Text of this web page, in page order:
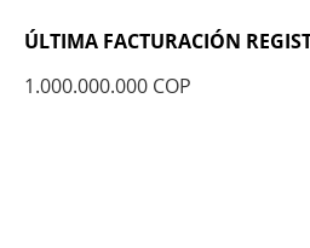
ÚLTIMA FACTURACIÓN
1.000.000.000 COP